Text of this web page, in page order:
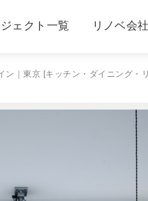
ェクト一覧 リノベ会
ン｜東京 [キッチン・ダイニング・